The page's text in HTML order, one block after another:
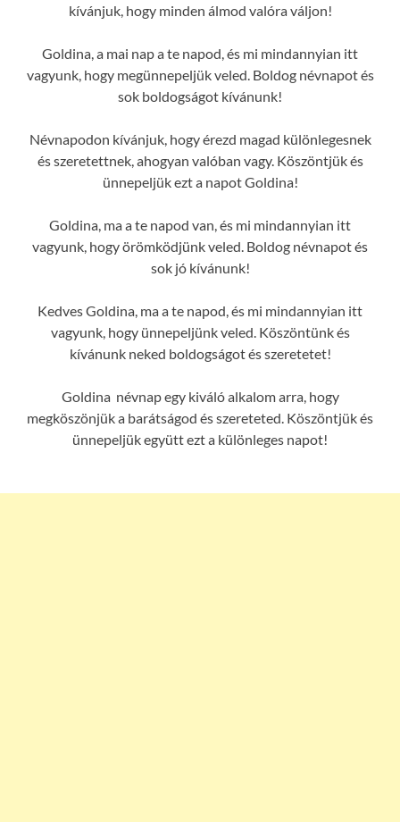
kívánjuk, hogy minden álmod valóra váljon!
Goldina, a mai nap a te napod, és mi mindannyian itt
vagyunk, hogy megünnepeljük veled. Boldog névnapot és
sok boldogságot kívánunk!
Névnapodon kívánjuk, hogy érezd magad különlegesnek
és szeretettnek, ahogyan valóban vagy. Köszöntjük és
ünnepeljük ezt a napot Goldina!
Goldina, ma a te napod van, és mi mindannyian itt
vagyunk, hogy örömködjünk veled. Boldog névnapot és
sok jó kívánunk!
Kedves Goldina, ma a te napod, és mi mindannyian itt
vagyunk, hogy ünnepeljünk veled. Köszöntünk és
kívánunk neked boldogságot és szeretetet!
Goldina névnap egy kiváló alkalom arra, hogy
megköszönjük a barátságod és szereteted. Köszöntjük és
ünnepeljük együtt ezt a különleges napot!